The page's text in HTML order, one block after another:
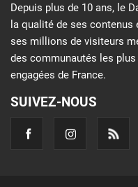
Depuis plus de 10 ans, le
la qualité de ses
ses millions de visiteurs
des communautés les
engagées de France.
SUIVEZ-NOUS